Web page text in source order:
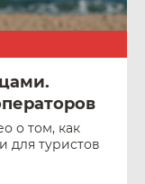
о том, как
для туристов